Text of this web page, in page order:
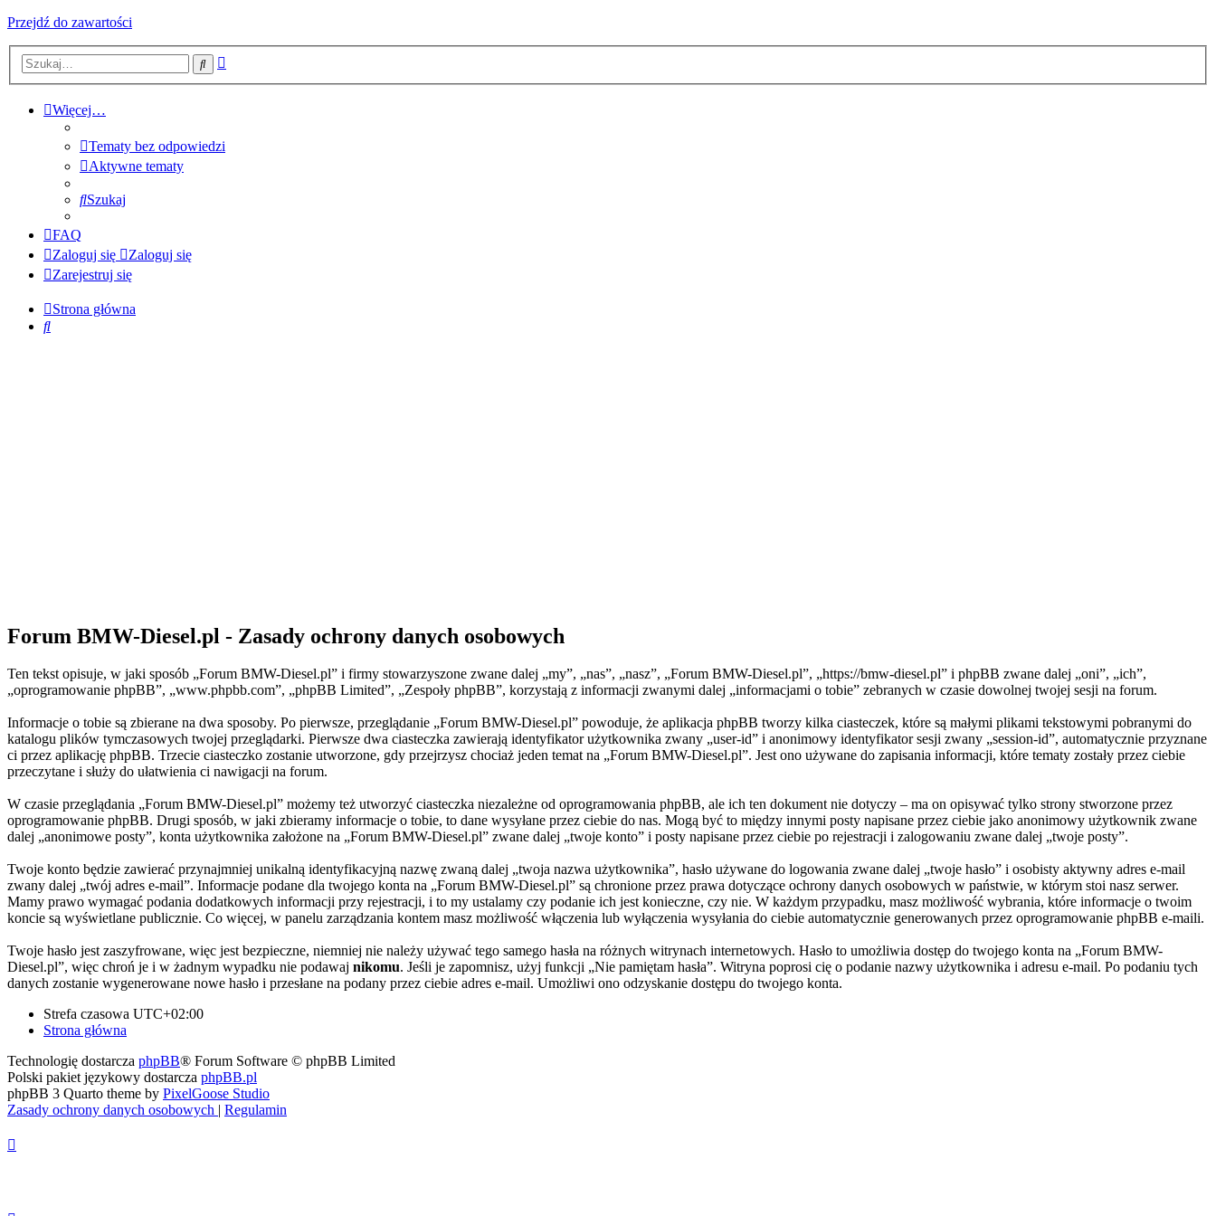
Przejdź do zawartości
Szukaj
Więcej…
Tematy bez odpowiedzi
Aktywne tematy
Szukaj
FAQ
Zaloguj się
Zaloguj się
Zarejestruj się
Strona główna
Szukaj
Forum BMW-Diesel.pl - Zasady ochrony danych osobowych
Ten tekst opisuje, w jaki sposób „Forum BMW-Diesel.pl” i firmy stowarzyszone zwane dalej „my”, „nas”, „nasz”, „Forum BMW-Diesel.pl”, „https://bmw-diesel.pl” i phpBB zwane dalej „oni”, „ich”,
„oprogramowanie phpBB”, „www.phpbb.com”, „phpBB Limited”, „Zespoły phpBB”, korzystają z informacji zwanymi dalej „informacjami o tobie” zebranych w czasie dowolnej twojej sesji na forum.
Informacje o tobie są zbierane na dwa sposoby. Po pierwsze, przeglądanie „Forum BMW-Diesel.pl” powoduje, że aplikacja phpBB tworzy kilka ciasteczek, które są małymi plikami tekstowymi pobranymi do
katalogu plików tymczasowych twojej przeglądarki. Pierwsze dwa ciasteczka zawierają identyfikator użytkownika zwany „user-id” i anonimowy identyfikator sesji zwany „session-id”, automatycznie przyznane
ci przez aplikację phpBB. Trzecie ciasteczko zostanie utworzone, gdy przejrzysz chociaż jeden temat na „Forum BMW-Diesel.pl”. Jest ono używane do zapisania informacji, które tematy zostały przez ciebie
przeczytane i służy do ułatwienia ci nawigacji na forum.
W czasie przeglądania „Forum BMW-Diesel.pl” możemy też utworzyć ciasteczka niezależne od oprogramowania phpBB, ale ich ten dokument nie dotyczy – ma on opisywać tylko strony stworzone przez
oprogramowanie phpBB. Drugi sposób, w jaki zbieramy informacje o tobie, to dane wysyłane przez ciebie do nas. Mogą być to między innymi posty napisane przez ciebie jako anonimowy użytkownik zwane
dalej „anonimowe posty”, konta użytkownika założone na „Forum BMW-Diesel.pl” zwane dalej „twoje konto” i posty napisane przez ciebie po rejestracji i zalogowaniu zwane dalej „twoje posty”.
Twoje konto będzie zawierać przynajmniej unikalną identyfikacyjną nazwę zwaną dalej „twoja nazwa użytkownika”, hasło używane do logowania zwane dalej „twoje hasło” i osobisty aktywny adres e-mail
zwany dalej „twój adres e-mail”. Informacje podane dla twojego konta na „Forum BMW-Diesel.pl” są chronione przez prawa dotyczące ochrony danych osobowych w państwie, w którym stoi nasz serwer.
Mamy prawo wymagać podania dodatkowych informacji przy rejestracji, i to my ustalamy czy podanie ich jest konieczne, czy nie. W każdym przypadku, masz możliwość wybrania, które informacje o twoim
koncie są wyświetlane publicznie. Co więcej, w panelu zarządzania kontem masz możliwość włączenia lub wyłączenia wysyłania do ciebie automatycznie generowanych przez oprogramowanie phpBB e-maili.
Twoje hasło jest zaszyfrowane, więc jest bezpieczne, niemniej nie należy używać tego samego hasła na różnych witrynach internetowych. Hasło to umożliwia dostęp do twojego konta na „Forum BMW-
Diesel.pl”, więc chroń je i w żadnym wypadku nie podawaj nikomu. Jeśli je zapomnisz, użyj funkcji „Nie pamiętam hasła”. Witryna poprosi cię o podanie nazwy użytkownika i adresu e-mail. Po podaniu tych
danych zostanie wygenerowane nowe hasło i przesłane na podany przez ciebie adres e-mail. Umożliwi ono odzyskanie dostępu do twojego konta.
Strefa czasowa UTC+02:00
Strona główna
Technologię dostarcza phpBB® Forum Software © phpBB Limited
Polski pakiet językowy dostarcza phpBB.pl
phpBB 3 Quarto theme by PixelGoose Studio
Zasady ochrony danych osobowych | Regulamin